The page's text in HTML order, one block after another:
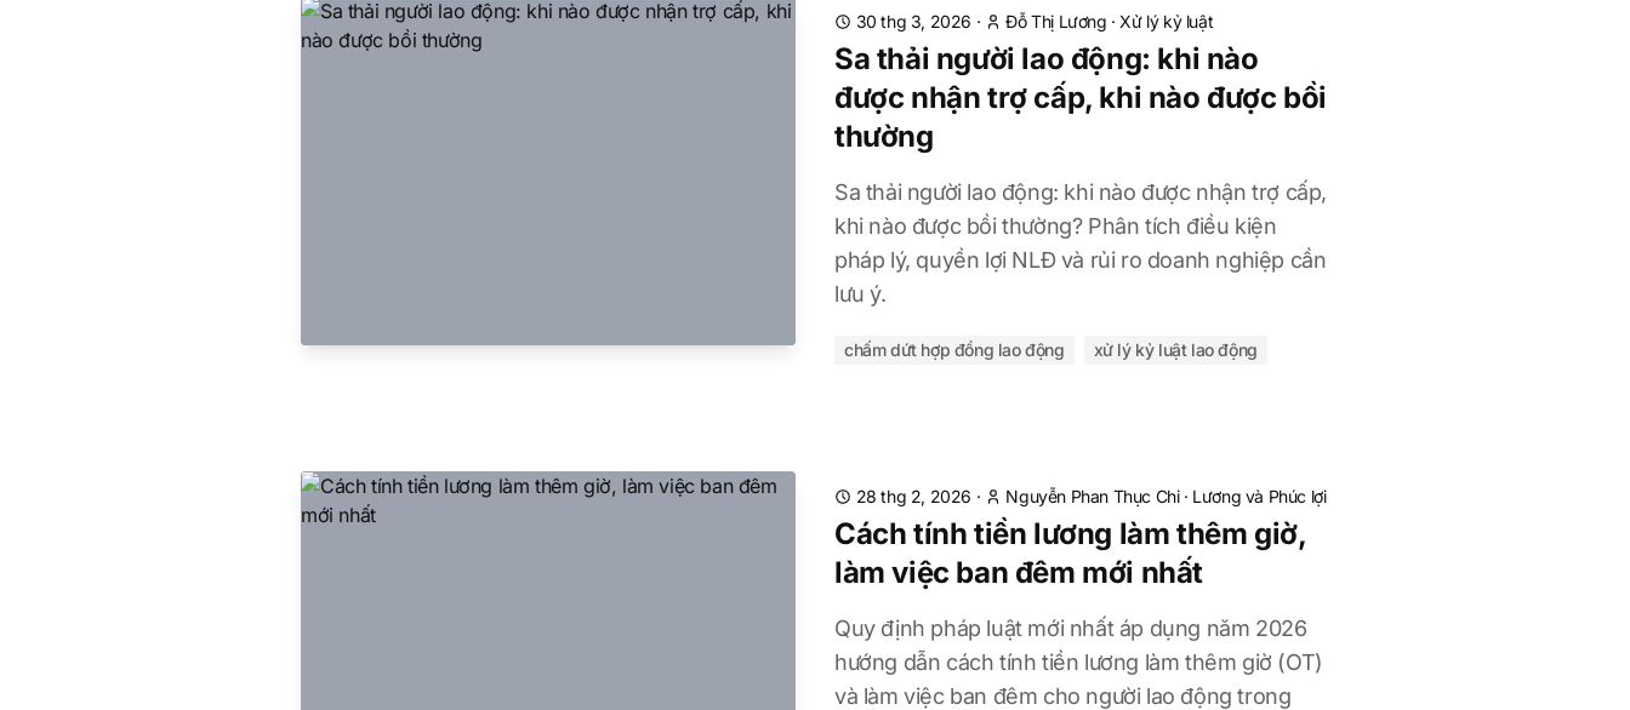
30 thg 3, 2026 · Đỗ Thị Lương · Xử lý kỷ luật
Sa thải người lao động: khi nào
được nhận trợ cấp, khi nào được bồi
thường
Sa thải người lao động: khi nào được nhận trợ cấp,
khi nào được bồi thường? Phân tích điều kiện
pháp lý, quyền lợi NLĐ và rủi ro doanh nghiệp cần
lưu ý.
chấm dứt hợp đồng lao động xử lý kỷ luật lao động
28 thg 2, 2026 · Nguyễn Phan Thục Chi· Lương và Phúc lợi
Cách tính tiền lương làm thêm giờ,
làm việc ban đêm mới nhất
Quy định pháp luật mới nhất áp dụng năm 2026
hướng dẫn cách tính tiền lương làm thêm giờ (OT)
và làm việc ban đêm cho người lao động trong